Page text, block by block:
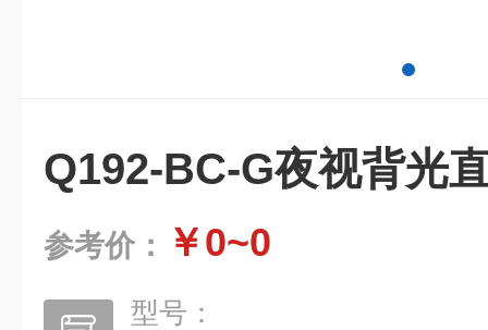
Q192-BC-G夜视背光
参考价： ￥0~0
型号：